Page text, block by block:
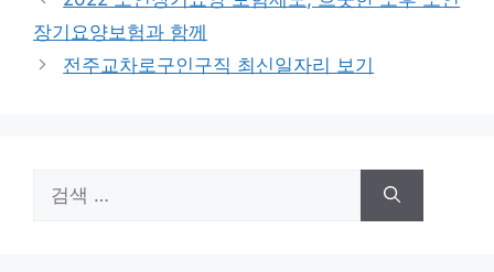
리
장기요양보험과 함께
전주교차로구인구직 최신일자리 보기
색: